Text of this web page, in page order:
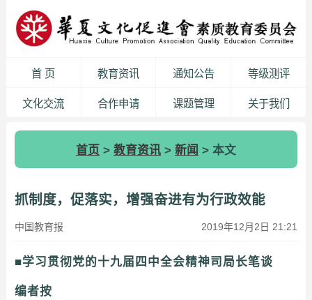
首 页 教育资讯 通知公告 等级测评
文化交流 合作申请 课题管理 关于我们
首页 > 教育资讯> 新闻 > 本文
抓制度，促落实，增强奋进有为行政效能
中国教育报 2019年12月2日 21:21
■学习贯彻党的十九届四中全会精神司局长笔谈
编者按